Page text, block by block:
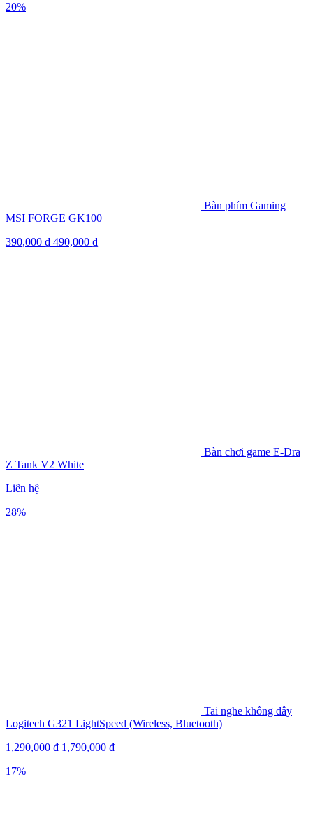
20%
Bàn phím Gaming
MSI FORGE GK100
390,000 ₫ 490,000 ₫
Bàn chơi game E-Dra
Z Tank V2 White
Liên hệ
28%
Tai nghe không dây
Logitech G321 LightSpeed (Wireless, Bluetooth)
1,290,000 ₫ 1,790,000 ₫
17%